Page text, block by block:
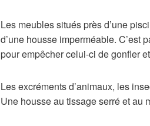
Les meubles situés près d’une
d’une housse imperméable. C’est
pour empêcher celui-ci de gonfler
Les excréments d’animaux, les
Une housse au tissage serré et au